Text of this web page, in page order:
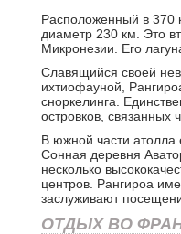
Расположенный в 370
диаметр 230 км. Это
Микронезии. Его
Славящийся своей
ихтиофауной,
сноркелинга.
островков, связанных
В южной части атолла
Сонная деревня
несколько
центров. Рангироа
заслуживают
ОТДЫХ ВО